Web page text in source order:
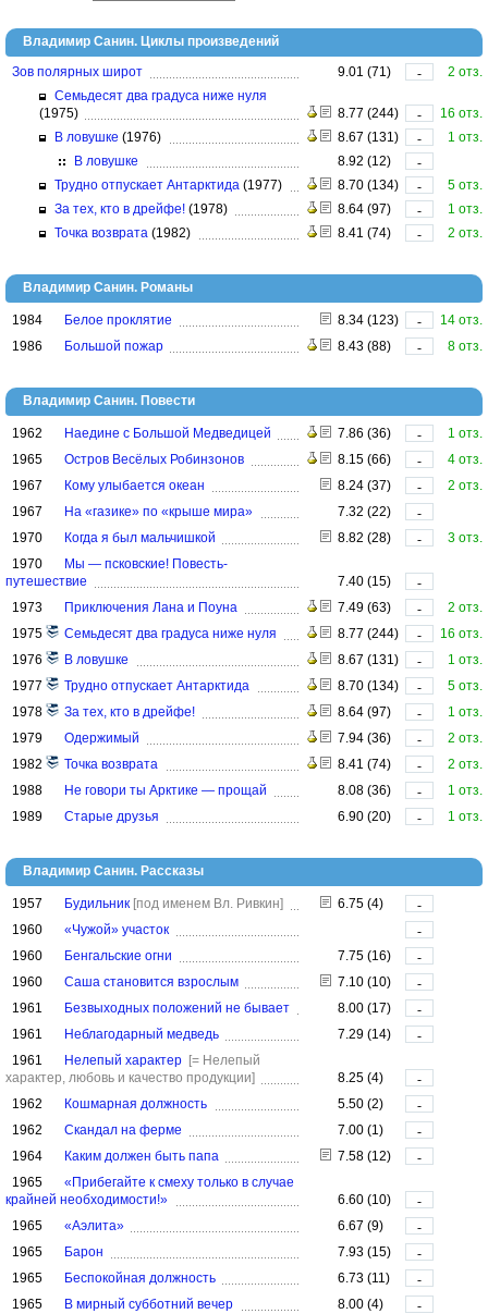
Владимир Санин. Циклы произведений
Зов полярных широт
9.01 (71) -
2 отз.
Семьдесят два градуса ниже нуля
(1975)
8.77 (244) -
16 отз.
В ловушке (1976) 8.67 (131) -
1 отз.
В ловушке
8.92 (12)
-
Трудно отпускает Антарктида (1977) 8.70 (134) -
5 отз.
За тех, кто в дрейфе! (1978) 8.64 (97) -
1 отз.
Точка возврата (1982) 8.41 (74) - 2 отз.
Владимир Санин. Романы
1984 Белое проклятие 8.34 (123) -
14 отз.
1986
Большой пожар 8.43 (88) - 8 отз.
Владимир Санин. Повести
1962 Наедине с Большой Медведицей 7.86 (36) -
1 отз.
1965
Остров Весёлых Робинзонов 8.15 (66) -
4 отз.
1967
Кому улыбается океан 8.24 (37) -
2 отз.
1967
На «газике» по «крыше мира» 7.32 (22)
-
1970
Когда я был мальчишкой 8.82 (28) -
3 отз.
1970
Мы — псковские! Повесть-
путешествие
7.40 (15)
-
1973
Приключения Лана и Поуна 7.49 (63) -
2 отз.
1975
Семьдесят два градуса ниже нуля 8.77 (244) -
16 отз.
1976
В ловушке 8.67 (131) -
1 отз.
1977
Трудно отпускает Антарктида 8.70 (134) -
5 отз.
1978
За тех, кто в дрейфе! 8.64 (97) -
1 отз.
1979
Одержимый 7.94 (36) -
2 отз.
1982
Точка возврата 8.41 (74) -
2 отз.
1988
Не говори ты Арктике — прощай 8.08 (36) -
1 отз.
1989
Старые друзья 6.90 (20) - 1 отз.
Владимир Санин. Рассказы
1957 Будильник [под именем Вл. Ривкин] 6.75 (4)
-
1960
«Чужой» участок
-
1960
Бенгальские огни 7.75 (16)
-
1960
Саша становится взрослым 7.10 (10)
-
1961
Безвыходных положений не бывает 8.00 (17)
-
1961
Неблагодарный медведь 7.29 (14)
-
1961
Нелепый характер [= Нелепый
характер, любовь и качество продукции]
8.25 (4)
-
1962
Кошмарная должность 5.50 (2)
-
1962
Скандал на ферме 7.00 (1)
-
1964
Каким должен быть папа 7.58 (12)
-
1965
«Прибегайте к смеху только в случае
крайней необходимости!»
6.60 (10)
-
1965
«Аэлита» 6.67 (9)
-
1965
Барон 7.93 (15)
-
1965
Беспокойная должность 6.73 (11)
-
1965
В мирный субботний вечер 8.00 (4) -